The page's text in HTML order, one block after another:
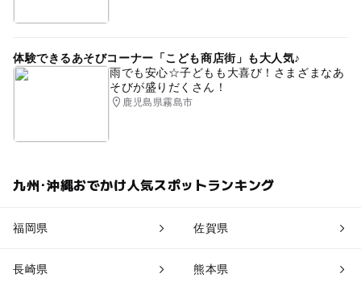
体験できるあそびコーナー「こども商店街」も大人気♪
雨でも安心☆子どもも大喜び！さまざまなあ
そびが盛りだくさん！
鹿児島県霧島市
九州･沖縄おでかけ人気スポットランキング
福岡県 佐賀県
長崎県 熊本県